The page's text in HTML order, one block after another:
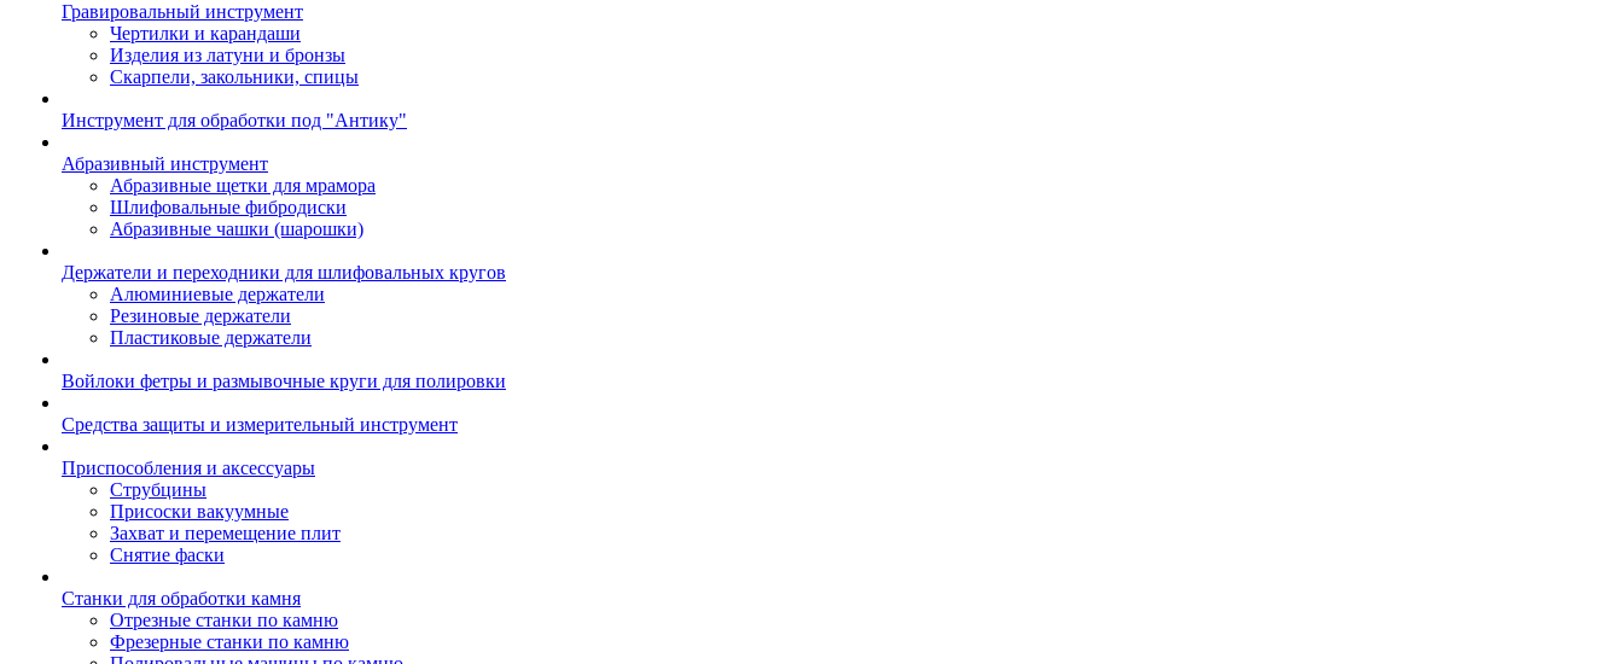
Гравировальный инструмент
Чертилки и карандаши
Изделия из латуни и бронзы
Скарпели, закольники, спицы
Инструмент для обработки под "Антику"
Абразивный инструмент
Абразивные щетки для мрамора
Шлифовальные фибродиски
Абразивные чашки (шарошки)
Держатели и переходники для шлифовальных кругов
Алюминиевые держатели
Резиновые держатели
Пластиковые держатели
Войлоки фетры и размывочные круги для полировки
Средства защиты и измерительный инструмент
Приспособления и аксессуары
Струбцины
Присоски вакуумные
Захват и перемещение плит
Снятие фаски
Станки для обработки камня
Отрезные станки по камню
Фрезерные станки по камню